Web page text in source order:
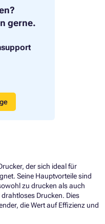
gerne.
der sich ideal für
Seine Hauptvorteile sind
zu drucken als auch
Drucken. Dies
die Wert auf Effizienz und